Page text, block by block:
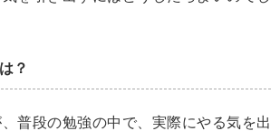
？
普段の勉強の中で、実際にやる気を出